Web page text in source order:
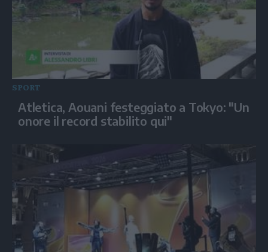
SPORT
Atletica, Aouani festeggiato a Tokyo: "Un
onore il record stabilito qui"